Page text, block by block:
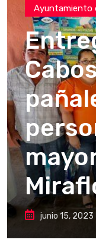
Ayuntamiento
junio 15, 2023